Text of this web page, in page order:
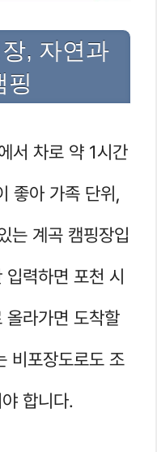
, 자연과
핑
서 차로 약 1시간
좋아 가족 단위,
는 계곡 캠핑장입
입력하면 포천 시
올라가면 도착할
비포장도로도 조
합니다.